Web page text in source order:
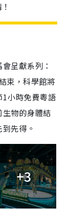
呈獻系列：
束，科學館將
小時免費粵語
物的身體結
先得。
+3